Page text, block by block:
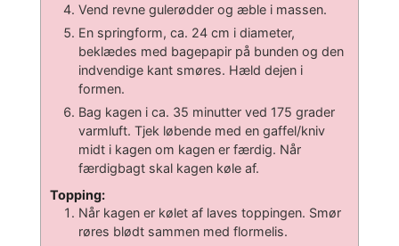
Vend revne gulerødder og æble i massen.
En springform, ca. 24 cm i diameter,
beklædes med bagepapir på bunden og den
indvendige kant smøres. Hæld dejen i
formen.
Bag kagen i ca. 35 minutter ved 175 grader
varmluft. Tjek løbende med en gaffel/kniv
midt i kagen om kagen er færdig. Når
færdigbagt skal kagen køle af.
Topping:
Når kagen er kølet af laves toppingen. Smør
røres blødt sammen med flormelis.